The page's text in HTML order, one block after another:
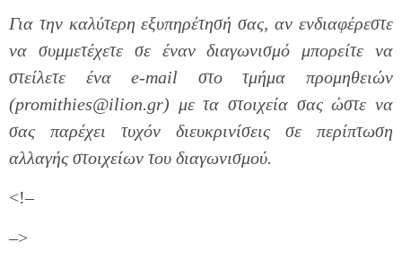
Για την καλύτερη εξυπηρέτησή σας, αν ενδιαφέρεστε
να συμμετέχετε σε έναν διαγωνισμό μπορείτε να
στείλετε ένα e-mail στο τμήμα προμηθειών
(promithies@ilion.gr) με τα στοιχεία σας ώστε να
σας παρέχει τυχόν διευκρινίσεις σε περίπτωση
αλλαγής στοιχείων του διαγωνισμού.
<!–
–>